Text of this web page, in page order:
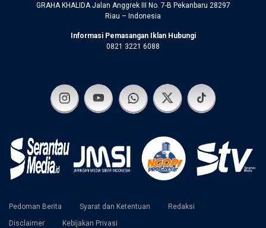
GRAHA KHALIDA Jalan Anggrek III No. 7-B Pekanbaru 28297
Riau – Indonesia
Informasi Pemasangan Iklan Hubungi
0821 3221 6088
Pedoman Berita Syarat dan Ketentuan
Redaksi
Disclaimer
Kebijakan Privasi